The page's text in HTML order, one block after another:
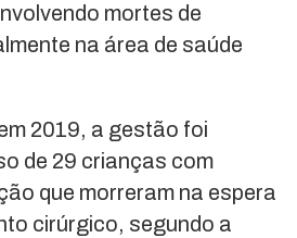
mortes de
na área de saúde
2019, a gestão foi
de 29 crianças com
que morreram na espera
cirúrgico, segundo a